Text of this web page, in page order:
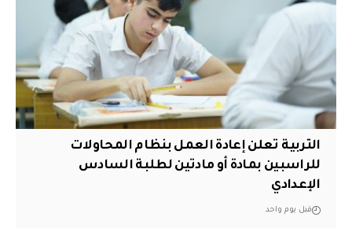
التربية تعلن إعادة العمل بنظام المحاولات
للراسبين بمادة أو مادتين لطلبة السادس
الإعدادي
قبل يوم واحد